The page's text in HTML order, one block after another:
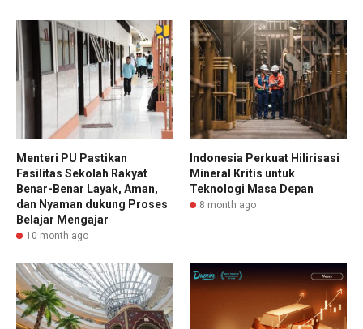
Menteri PU Pastikan
Fasilitas Sekolah Rakyat
Benar-Benar Layak, Aman,
dan Nyaman dukung Proses
Belajar Mengajar
10 month ago
Indonesia Perkuat Hilirisasi
Mineral Kritis untuk
Teknologi Masa Depan
8 month ago